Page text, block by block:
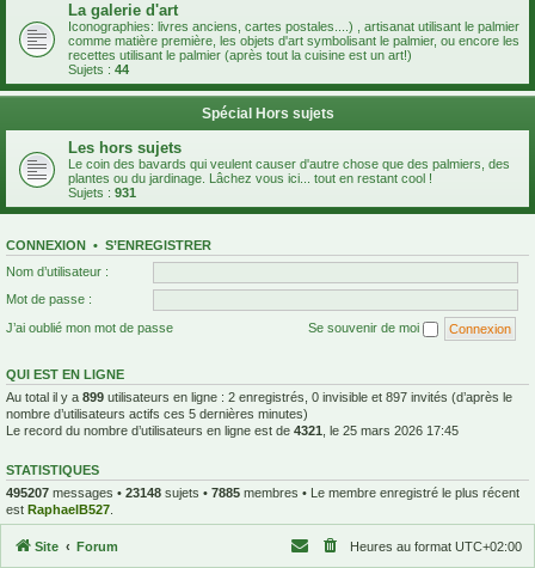
La galerie d'art
Iconographies: livres anciens, cartes postales....) , artisanat utilisant le palmier
comme matière première, les objets d'art symbolisant le palmier, ou encore les
recettes utilisant le palmier (après tout la cuisine est un art!)
Sujets : 44
Spécial Hors sujets
Les hors sujets
Le coin des bavards qui veulent causer d'autre chose que des palmiers, des
plantes ou du jardinage. Lâchez vous ici... tout en restant cool !
Sujets : 931
CONNEXION • S’ENREGISTRER
Nom d’utilisateur :
Mot de passe :
J’ai oublié mon mot de passe
Se souvenir de moi
QUI EST EN LIGNE
Au total il y a 899 utilisateurs en ligne : 2 enregistrés, 0 invisible et 897 invités (d’après le
nombre d’utilisateurs actifs ces 5 dernières minutes)
Le record du nombre d’utilisateurs en ligne est de 4321 , le 25 mars 2026 17:45
STATISTIQUES
495207 messages • 23148 sujets • 7885 membres • Le membre enregistré le plus récent
est RaphaelB527
Site Forum Heures au format UTC+02:00